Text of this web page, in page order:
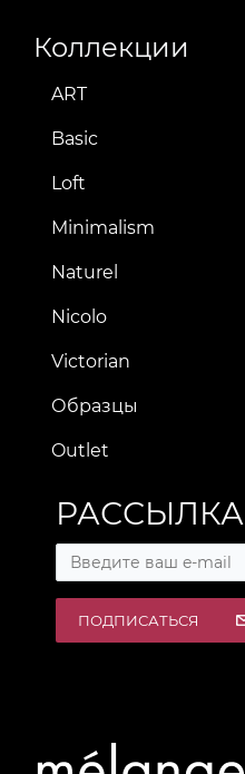
Коллекции
ART
Basic
Loft
Minimalism
Naturel
Nicolo
Victorian
Образцы
Outlet
РАССЫЛКА
ПОДПИСАТЬСЯ